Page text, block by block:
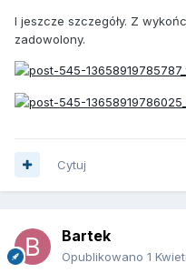
I jeszcze szczegóły. Z
zadowolony.
Cytuj
Bartek
Opublikowano 1